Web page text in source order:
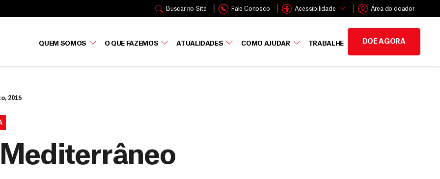
Buscar no Site Fale Conosco Acessibilidade Área do doador
QUEM SOMOS O QUE FAZEMOS ATUALIDADES COMO AJUDAR TRABALHE DOE AGORA
2015